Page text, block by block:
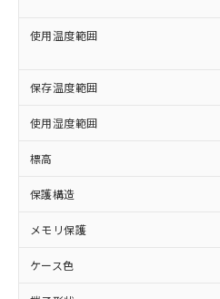
使用温度範囲
保存温度範囲
使用湿度範囲
標高
保護構造
メモリ保護
ケース色
当社制御機器事
本サービスの対
ことをご了承くだ
在庫状況および
記載している更
タに基づき作成さ
覧された時点で
準価格とは異なる
正式な納期状況
様のお取引先、
ムロン制御機器
オムロン制御機
害物質有無と関係のな
仕入先様の事情により
いたものが、含有品と
*EU RoHS指令（10物質）：
鉛(Pb) 1000ppm以下、 水銀
六価クロム(Cr(Ⅵ)) 1000ppm以
ル) (DEHP)(別名：DOP)
ルベンジル（BBP）
（DBP） 1000ppm以下、フ
(DIBP) 1000ppm以下
但し、RoHS指令で産業用監
適用除外項目は除く。
フタル酸エステル類の４物質
図的な使用がないことを確認し
基準値以下であること
「×」：最大均質材料
基準値を超えているこ
「－」：未確認です。
い合わせください。
*中国RoHS10物質の基準値
Pb(鉛) :1000ppm、 Hg(水銀)
Cr(Ⅵ)(六価クロム) : 1000ppm
ニル類) : 1000ppm、 PBDEs(
ル類) : 1000ppm、
DBP(フタル酸ジブチル) :
イソブチル) : 1000ppm、
当社は、これら
為替および外国
（以下｢規制貨物
または国外への提
国政府の輸出許
可)を取得するな
当社は規制貨物
全に破砕するな
いよう必要な手段
当社は貴社製品
ル、化学兵器、生
武器並びにこれら
記
一定数以上の
一定数には満
在庫なし(最
いては、お客